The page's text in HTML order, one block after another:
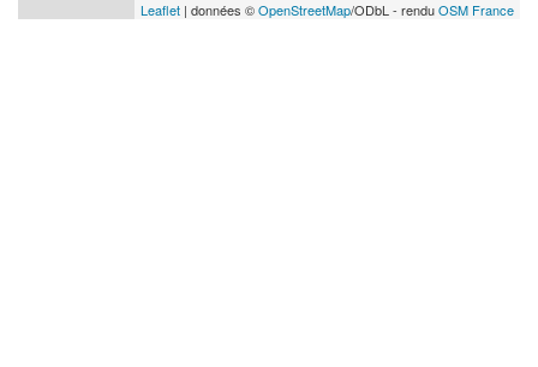
Leaflet | données ©OpenStreetMap/ODbL - renduOSM France